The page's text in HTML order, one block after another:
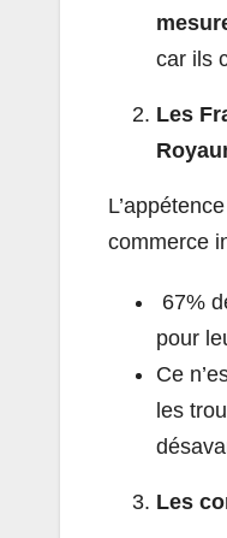
car ils
Les
commerce
67%
pour
Ce
les
Les